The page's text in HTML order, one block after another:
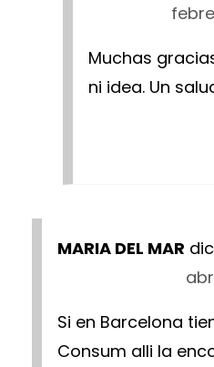
Muchas
ni idea. Un
MARIA DEL MAR
Si en Barcelona
Consum alli la